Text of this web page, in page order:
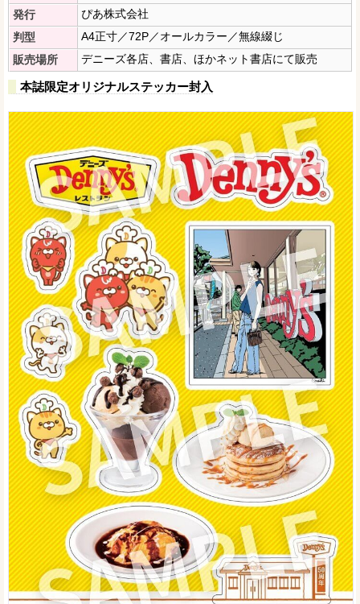
発行
ぴあ株式会社
判型
A4正寸／72P／オールカラー／無線綴じ
販売場所
デニーズ各店、書店、ほかネット書店にて販売
本誌限定オリジナルステッカー封入